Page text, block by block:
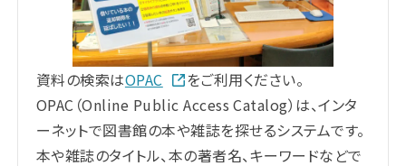
資料の検索はOPAC
をご利用ください。
OPAC（Online Public Access Catalog）は、インタ
ーネットで図書館の本や雑誌を探せるシステムです。
本や雑誌のタイトル、本の著者名、キーワードなどで